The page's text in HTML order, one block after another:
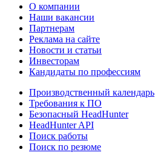
О компании
Наши вакансии
Партнерам
Реклама на сайте
Новости и статьи
Инвесторам
Кандидаты по профессиям
Производственный календарь
Требования к ПО
Безопасный HeadHunter
HeadHunter API
Поиск работы
Поиск по резюме